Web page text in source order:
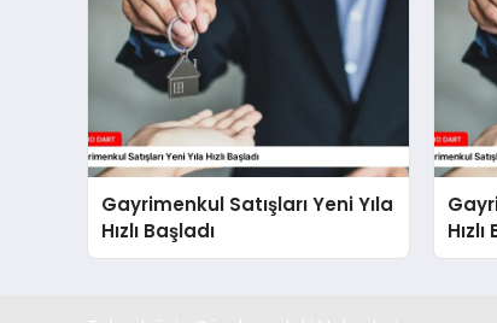
Gayrimenkul Satışları Yeni Yıla
Hızlı Başladı